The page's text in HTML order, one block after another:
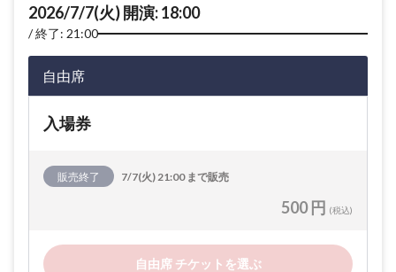
2026/7/7(火) 開演: 18:00
終了: 21:00
自由席
入場券
販売終了 7/7(火) 21:00 まで販売
500 円 (税込)
自由席 チケットを選ぶ